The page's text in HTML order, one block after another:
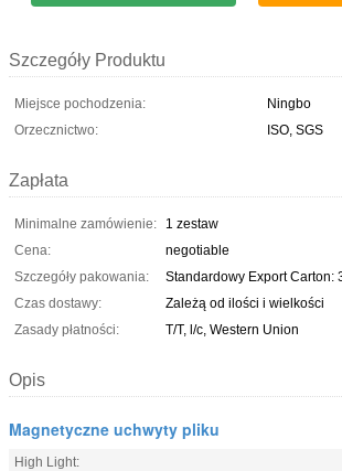
Szczegóły Produktu
Miejsce pochodzenia:
Ningbo
Orzecznictwo:
ISO, SGS
Zapłata
Minimalne zamówienie:
1 zestaw
Cena:
negotiable
Szczegóły pakowania:
Standardowy Export Carton:
Czas dostawy:
Zależą od ilości i wielkości
Zasady płatności:
T/T, l/c, Western Union
Opis
Magnetyczne uchwyty pliku
High Light: